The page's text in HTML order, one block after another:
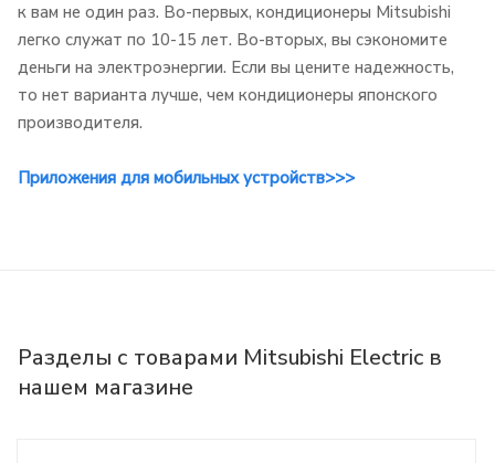
к вам не один раз. Во-первых, кондиционеры Mitsubishi
легко служат по 10-15 лет. Во-вторых, вы сэкономите
деньги на электроэнергии. Если вы цените надежность,
то нет варианта лучше, чем кондиционеры японского
производителя.
Приложения для мобильных устройств>>>
Разделы с товарами Mitsubishi Electric в
нашем магазине